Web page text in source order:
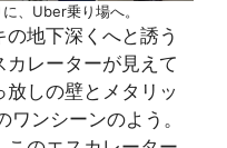
、Uber乗り場へ。
地下深くへと誘う
レーターが見えて
しの壁とメタリッ
ンシーンのよう。